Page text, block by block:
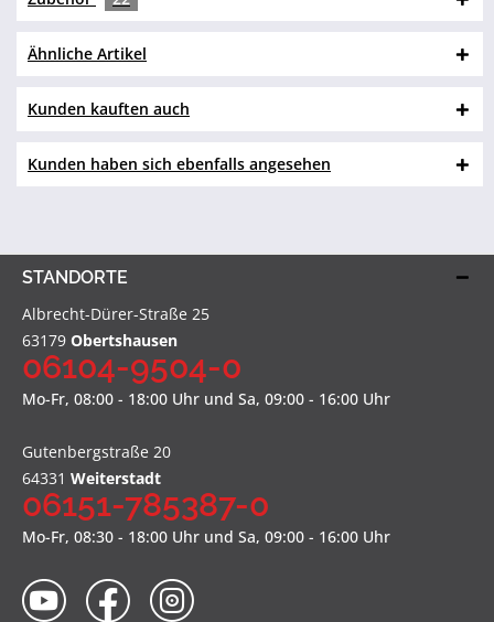
Ähnliche Artikel
Kunden kauften auch
Kunden haben sich ebenfalls angesehen
STANDORTE
Albrecht-Dürer-Straße 25
63179 Obertshausen
06104-9504-0
Mo-Fr, 08:00 - 18:00 Uhr und Sa, 09:00 - 16:00 Uhr
Gutenbergstraße 20
64331 Weiterstadt
06151-785387-0
Mo-Fr, 08:30 - 18:00 Uhr und Sa, 09:00 - 16:00 Uhr